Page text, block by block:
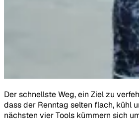
Der schnellste Weg, ein Ziel zu
dass der Renntag selten flach, kühl
nächsten vier Tools kümmern sich